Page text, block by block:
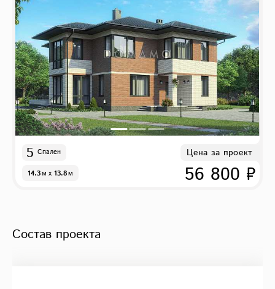
5 Спален
14.3м x 13.8м
Цена за проект
56 800 ₽
Состав проекта